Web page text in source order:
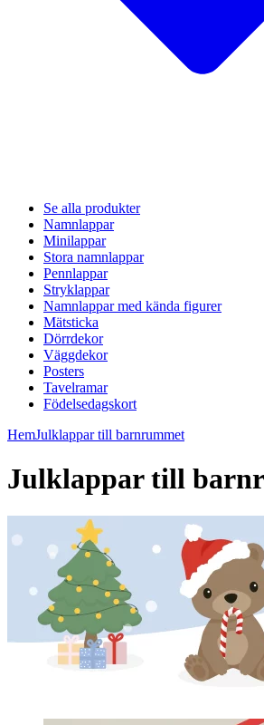
Se alla produkter
Namnlappar
Minilappar
Stora namnlappar
Pennlappar
Stryklappar
Namnlappar med kända figurer
Mätsticka
Dörrdekor
Väggdekor
Posters
Tavelramar
Födelsedagskort
HemJulklappar till barnrummet
Julklappar till